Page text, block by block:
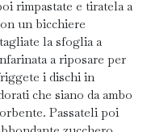
rimpastate e tiratela a
un bicchiere
la sfoglia a
a riposare per
i dischi in
che siano da ambo
Passateli poi